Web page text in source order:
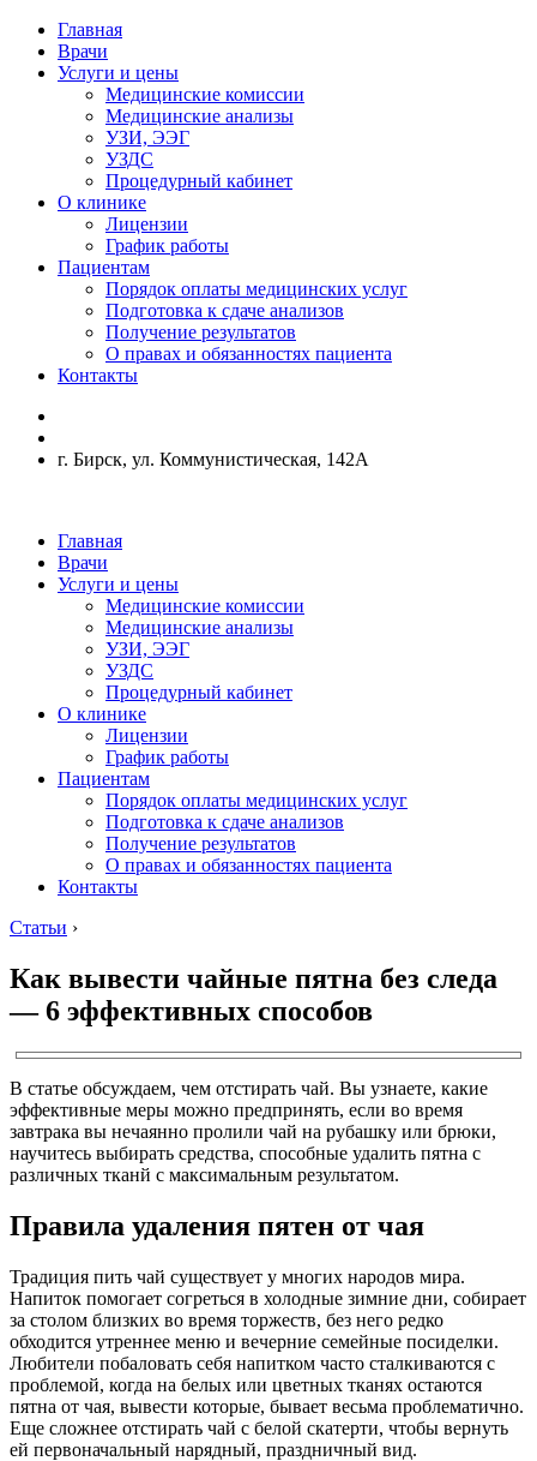
Главная
Врачи
Услуги и цены
Медицинские комиссии
Медицинские анализы
УЗИ, ЭЭГ
УЗДС
Процедурный кабинет
О клинике
Лицензии
График работы
Пациентам
Порядок оплаты медицинских услуг
Подготовка к сдаче анализов
Получение результатов
О правах и обязанностях пациента
Контакты
г. Бирск, ул. Коммунистическая, 142А
Главная
Врачи
Услуги и цены
Медицинские комиссии
Медицинские анализы
УЗИ, ЭЭГ
УЗДС
Процедурный кабинет
О клинике
Лицензии
График работы
Пациентам
Порядок оплаты медицинских услуг
Подготовка к сдаче анализов
Получение результатов
О правах и обязанностях пациента
Контакты
Статьи ›
Как вывести чайные пятна без следа
— 6 эффективных способов
В статье обсуждаем, чем отстирать чай. Вы узнаете, какие
эффективные меры можно предпринять, если во время
завтрака вы нечаянно пролили чай на рубашку или брюки,
научитесь выбирать средства, способные удалить пятна с
различных тканй с максимальным результатом.
Правила удаления пятен от чая
Традиция пить чай существует у многих народов мира.
Напиток помогает согреться в холодные зимние дни, собирает
за столом близких во время торжеств, без него редко
обходится утреннее меню и вечерние семейные посиделки.
Любители побаловать себя напитком часто сталкиваются с
проблемой, когда на белых или цветных тканях остаются
пятна от чая, вывести которые, бывает весьма проблематично.
Еще сложнее отстирать чай с белой скатерти, чтобы вернуть
ей первоначальный нарядный, праздничный вид.